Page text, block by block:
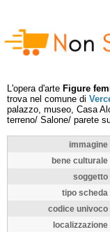
L'opera d'arte Figure
trova nel comune di
palazzo, museo, Casa
terreno/ Salone/ parete
immagine
bene culturale
soggetto
tipo scheda
codice univoco
localizzazione